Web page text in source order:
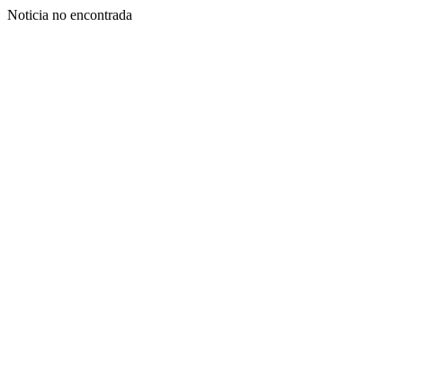
Noticia no encontrada